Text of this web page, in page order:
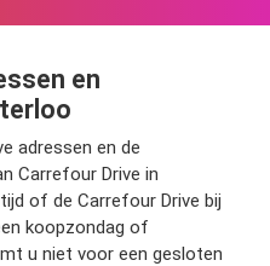
en
adressen en de
Carrefour Drive in
of de Carrefour Drive bij
koopzondag of
u niet voor een gesloten